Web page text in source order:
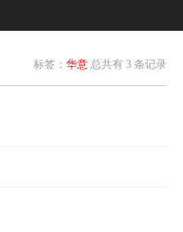
标签： 华意 总共有 3 条记录